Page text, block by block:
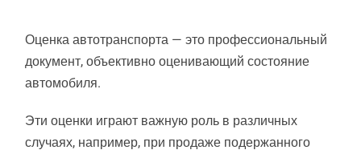
Оценка автотранспорта — это профессиональный
документ, объективно оценивающий состояние
автомобиля.
Эти оценки играют важную роль в различных
случаях, например, при продаже подержанного